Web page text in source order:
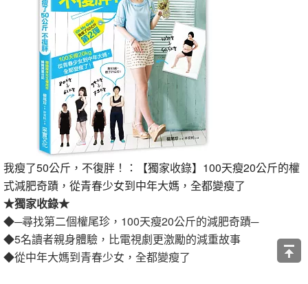
我瘦了50公斤，不復胖！：【獨家收錄】100天瘦20公斤的權
式減肥奇蹟，從青春少女到中年大媽，全都變瘦了
★獨家收錄★
◆─尋找第二個權尾珍，100天瘦20公斤的減肥奇蹟─
◆5名讀者親身體驗，比電視劇更激勵的減重故事
◆從中年大媽到青春少女，全都變瘦了